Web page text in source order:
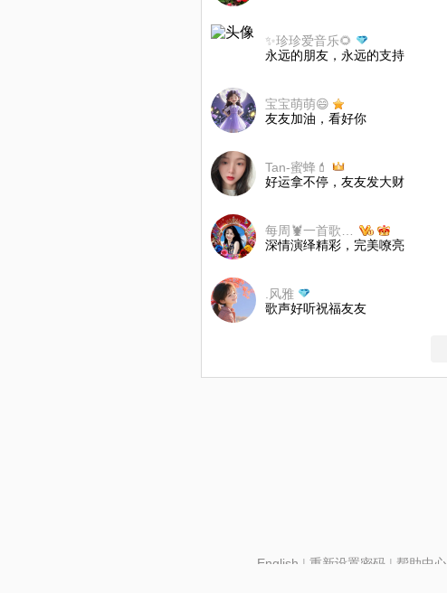
✨珍珍爱音乐🌻
永远的朋友，永远的支持
宝宝萌萌😄
友友加油，看好你
Tan-蜜蜂💄
好运拿不停，友友发大财
深情演绎精彩，完美嘹亮
.风雅
歌声好听祝福友友
English | 重新设置密码| 帮助中心